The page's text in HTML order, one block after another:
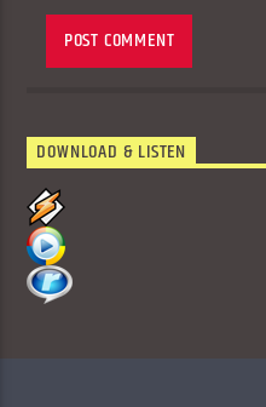
DOWNLOAD & LISTEN